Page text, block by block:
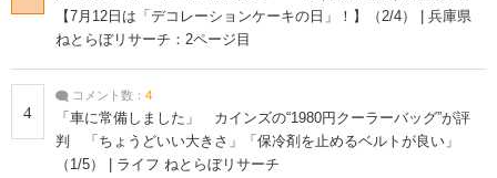
【7月12日は「デコレーションケーキの日」！】（2/4） | 兵庫県
ねとらぼリサーチ：2ページ目
4
コメント数： 4
「車に常備しました」 カインズの“1980円クーラーバッグ”が評
判 「ちょうどいい大きさ」「保冷剤を止めるベルトが良い」
（1/5） | ライフ ねとらぼリサーチ